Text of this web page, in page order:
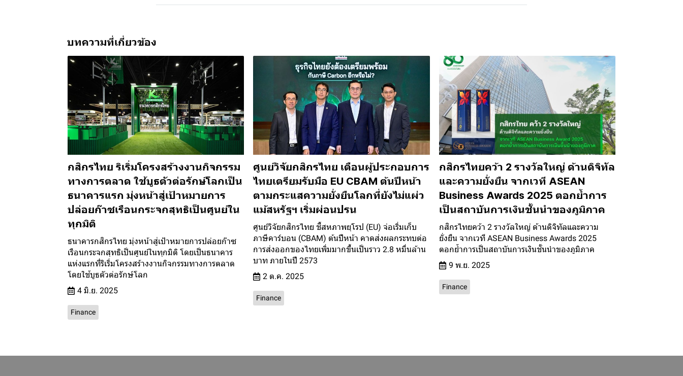
บทความที่เกี่ยวข้อง
กสิกรไทย ริเริ่มโครงสร้างงานกิจกรรม
ทางการตลาด ใช้บูธตัวต่อรักษ์โลกเป็น
ธนาคารแรก มุ่งหน้าสู่เป้าหมายการ
ปล่อยก๊าซเรือนกระจกสุทธิเป็นศูนย์ใน
ทุกมิติ
ธนาคารกสิกรไทย มุ่งหน้าสู่เป้าหมายการปล่อยก๊าซ
เรือนกระจกสุทธิเป็นศูนย์ในทุกมิติ โดยเป็นธนาคาร
แห่งแรกที่ริเริ่มโครงสร้างงานกิจกรรมทางการตลาด
โดยใช้บูธตัวต่อรักษ์โลก
4 มิ.ย. 2025
Finance
ศูนย์วิจัยกสิกรไทย เตือนผู้ประกอบการ
ไทยเตรียมรับมือ EU CBAM ต้นปีหน้า
ตามกระแสความยั่งยืนโลกที่ยังไม่แผ่ว
แม้สหรัฐฯ เริ่มผ่อนปรน
ศูนย์วิจัยกสิกรไทย ชี้สหภาพยุโรป (EU) จ่อเริ่มเก็บ
ภาษีคาร์บอน (CBAM) ต้นปีหน้า คาดส่งผลกระทบต่อ
การส่งออกของไทยเพิ่มมากขึ้นเป็นราว 2.8 หมื่นล้าน
บาท ภายในปี 2573
2 ต.ค. 2025
Finance
กสิกรไทยคว้า 2 รางวัลใหญ่ ด้านดิจิทัล
และความยั่งยืน จากเวที ASEAN
Business Awards 2025 ตอกย้ำการ
เป็นสถาบันการเงินชั้นนำของภูมิภาค
กสิกรไทยคว้า 2 รางวัลใหญ่ ด้านดิจิทัลและความ
ยั่งยืน จากเวที ASEAN Business Awards 2025
ตอกย้ำการเป็นสถาบันการเงินชั้นนำของภูมิภาค
9 พ.ย. 2025
Finance